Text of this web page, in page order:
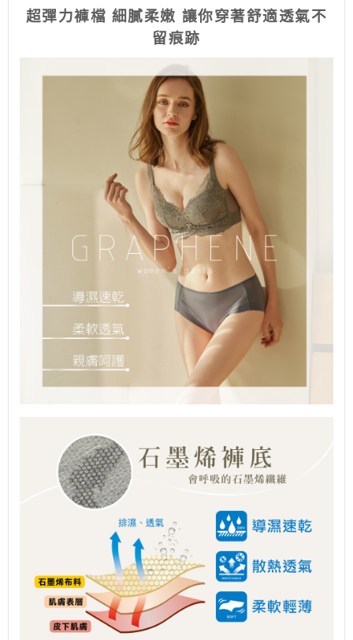
超彈力褲檔 細膩柔嫩 讓你穿著舒適透氣不
留痕跡